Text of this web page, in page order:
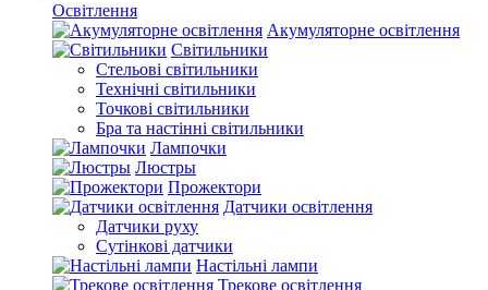
Освітлення
Акумуляторне освітлення
Світильники
Стельові світильники
Технічні світильники
Точкові світильники
Бра та настінні світильники
Лампочки
Люстры
Прожектори
Датчики освітлення
Датчики руху
Сутінкові датчики
Настільні лампи
Трекове освітлення